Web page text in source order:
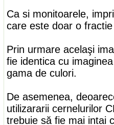
Ca si monitoarele,
care este doar o
Prin urmare acelaşi
fie identica cu
gama de culori.
De asemenea,
utilizararii cernelurilor
trebuie să fie mai intai